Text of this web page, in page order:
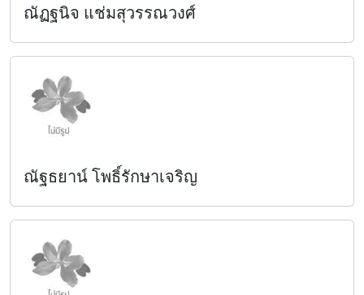
ณัฏฐนิจ แช่มสุวรรณวงศ์
ณัฐธยาน์ โพธิ์รักษาเจริญ